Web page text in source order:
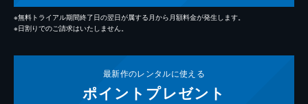
※無料トライアル期間終了日の翌日が属する月から月額料金が発生します。
※日割りでのご請求はいたしません。
最新作のレンタルに使える
ポイント プレゼント